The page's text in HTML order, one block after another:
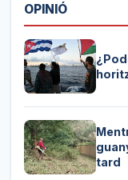
OPINIÓ
tard